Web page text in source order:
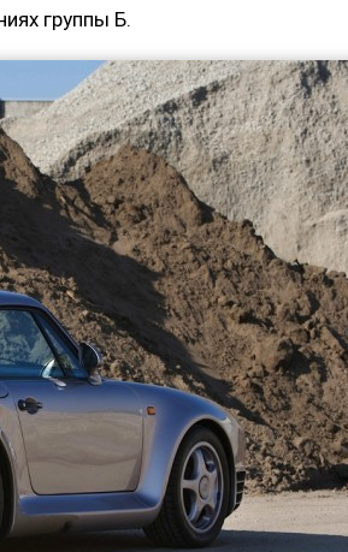
группы Б.